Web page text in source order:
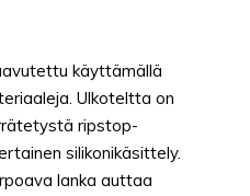
käyttämällä
Ulkoteltta on
ripstop-
silikonikäsittely.
lanka auttaa